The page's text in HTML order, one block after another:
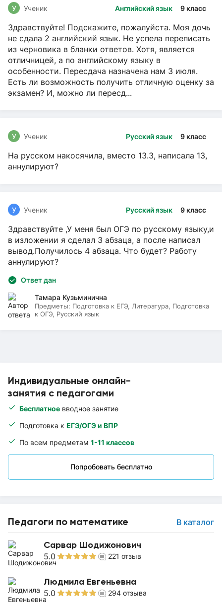
Индивидуальные онлайн-
занятия с педагогами
Бесплатное вводное занятие
Подготовка к ЕГЭ/ОГЭ и ВПР
По всем предметам 1-11 классов
Попробовать бесплатно
Педагоги по математике В каталог
Сарвар Шодижонович
5.0 221 отзыв
Людмила Евгеньевна
5.0 294 отзыва
Английский язык 9 класс
У Ученик
Здравствуйте! Подскажите, пожалуйста. Моя дочь
не сдала 2 английский язык. Не успела переписать
из черновика в бланки ответов. Хотя, является
отличницей, а по английскому языку в
особенности. Пересдача назначена нам 3 июля.
Есть ли возможность получить отличную оценку за
экзамен? И, можно ли пересд...
Русский язык 9 класс
У Ученик
На русском накосячила, вместо 13.3, написала 13,
аннулируют?
Русский язык 9 класс
У Ученик
Здравствуйте ,У меня был ОГЭ по русскому языку,и
в изложении я сделал 3 абзаца, а после написал
вывод.Получилось 4 абзаца. Что будет? Работу
аннулируют?
Ответ дан
Тамара Кузьминична
Предметы: Подготовка к ЕГЭ, Литература, Подготовка
к ОГЭ, Русский язык